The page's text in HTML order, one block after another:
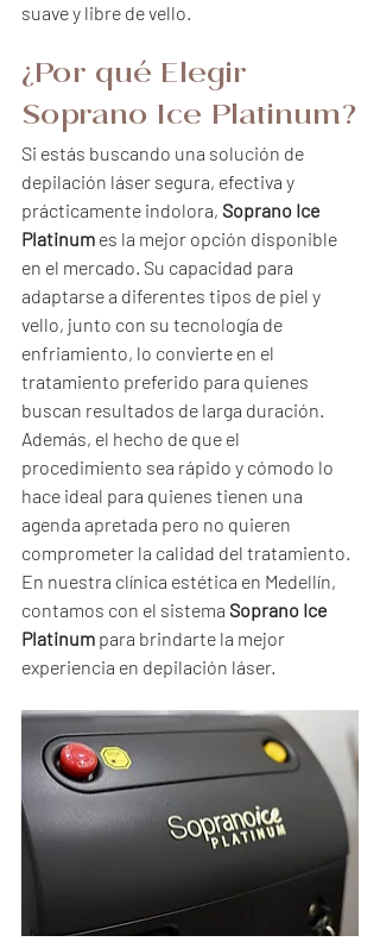
suave y libre de vello.
¿Por qué Elegir
Soprano Ice Platinum?
Si estás buscando una solución de
depilación láser segura, efectiva y
prácticamente indolora, Soprano Ice
Platinum es la mejor opción disponible
en el mercado. Su capacidad para
adaptarse a diferentes tipos de piel y
vello, junto con su tecnología de
enfriamiento, lo convierte en el
tratamiento preferido para quienes
buscan resultados de larga duración.
Además, el hecho de que el
procedimiento sea rápido y cómodo lo
hace ideal para quienes tienen una
agenda apretada pero no quieren
comprometer la calidad del tratamiento.
En nuestra clínica estética en Medellín,
contamos con el sistema Soprano Ice
Platinum para brindarte la mejor
experiencia en depilación láser.